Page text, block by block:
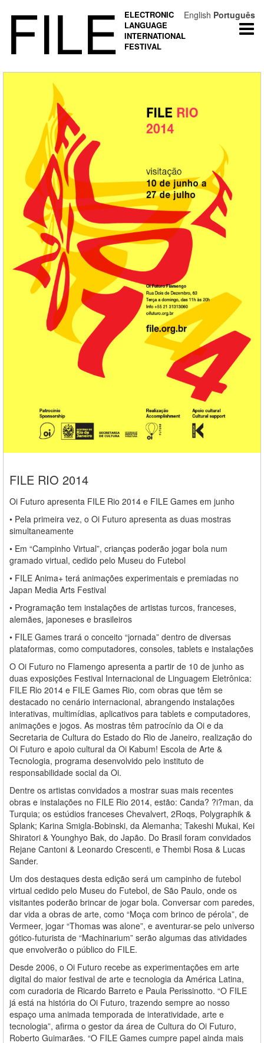
FILE
ELECTRONIC
LANGUAGE
INTERNATIONAL
FESTIVAL
FILE RIO 2014
Oi Futuro apresenta FILE Rio 2014 e FILE Games em junho
• Pela primeira vez, o Oi Futuro apresenta as duas mostras
simultaneamente
• Em “Campinho Virtual”, crianças poderão jogar bola num
gramado virtual, cedido pelo Museu do Futebol
• FILE Anima+ terá animações experimentais e premiadas no
Japan Media Arts Festival
• Programação tem instalações de artistas turcos, franceses,
alemães, japoneses e brasileiros
• FILE Games trará o conceito “jornada” dentro de diversas
plataformas, como computadores, consoles, tablets e instalações
O Oi Futuro no Flamengo apresenta a partir de 10 de junho as
duas exposições Festival Internacional de Linguagem Eletrônica:
FILE Rio 2014 e FILE Games Rio, com obras que têm se
destacado no cenário internacional, abrangendo instalações
interativas, multimídias, aplicativos para tablets e computadores,
animações e jogos. As mostras têm patrocínio da Oi e da
Secretaria de Cultura do Estado do Rio de Janeiro, realização do
Oi Futuro e apoio cultural da Oi Kabum! Escola de Arte &
Tecnologia, programa desenvolvido pelo instituto de
responsabilidade social da Oi.
Dentre os artistas convidados a mostrar suas mais recentes
obras e instalações no FILE Rio 2014, estão: Canda? ?i?man, da
Turquia; os estúdios franceses Chevalvert, 2Roqs, Polygraphik &
Splank; Karina Smigla-Bobinski, da Alemanha; Takeshi Mukai, Kei
Shiratori & Younghyo Bak, do Japão. Do Brasil foram convidados
Rejane Cantoni & Leonardo Crescenti, e Thembi Rosa & Lucas
Sander.
Um dos destaques desta edição será um campinho de futebol
virtual cedido pelo Museu do Futebol, de São Paulo, onde os
visitantes poderão brincar de jogar bola. Conversar com paredes,
dar vida a obras de arte, como “Moça com brinco de pérola”, de
Vermeer, jogar “Thomas was alone”, e aventurar-se pelo universo
gótico-futurista de “Machinarium” serão algumas das atividades
que envolverão o público do FILE.
Desde 2006, o Oi Futuro recebe as experimentações em arte
digital do maior festival de arte e tecnologia da América Latina,
com curadoria de Ricardo Barreto e Paula Perissinotto. “O FILE
já está na história do Oi Futuro, trazendo sempre ao nosso
espaço uma animada temporada de interatividade, arte e
tecnologia”, afirma o gestor da área de Cultura do Oi Futuro,
Roberto Guimarães. “O FILE Games cumpre papel ainda mais
English Português